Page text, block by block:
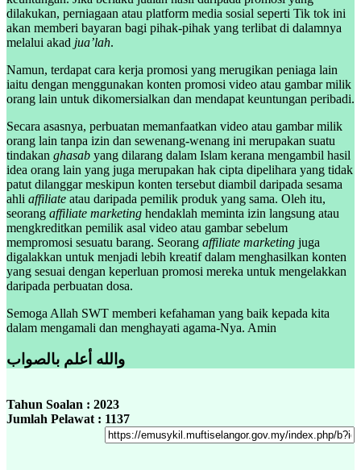
dilakukan, perniagaan atau platform media sosial seperti Tik tok ini
akan memberi bayaran bagi pihak-pihak yang terlibat di dalamnya
melalui akad jua’lah.
Namun, terdapat cara kerja promosi yang merugikan peniaga lain
iaitu dengan menggunakan konten promosi video atau gambar milik
orang lain untuk dikomersialkan dan mendapat keuntungan peribadi.
Secara asasnya, perbuatan memanfaatkan video atau gambar milik
orang lain tanpa izin dan sewenang-wenang ini merupakan suatu
tindakan ghasab yang dilarang dalam Islam kerana mengambil hasil
idea orang lain yang juga merupakan hak cipta dipelihara yang tidak
patut dilanggar meskipun konten tersebut diambil daripada sesama
ahli affiliate atau daripada pemilik produk yang sama. Oleh itu,
seorang affiliate marketing hendaklah meminta izin langsung atau
mengkreditkan pemilik asal video atau gambar sebelum
mempromosi sesuatu barang. Seorang affiliate marketing juga
digalakkan untuk menjadi lebih kreatif dalam menghasilkan konten
yang sesuai dengan keperluan promosi mereka untuk mengelakkan
daripada perbuatan dosa.
Semoga Allah SWT memberi kefahaman yang baik kepada kita
dalam mengamali dan menghayati agama-Nya. Amin
والله أعلم بالصواب
Tahun Soalan : 2023
Jumlah Pelawat : 1137